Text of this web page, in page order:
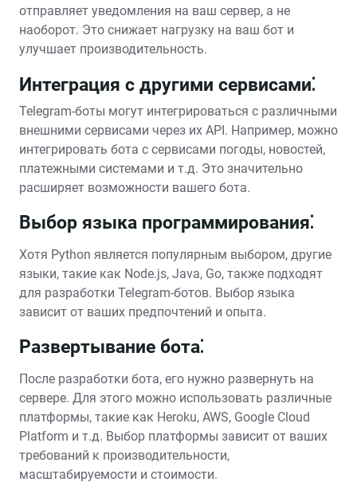
отправляет уведомления на ваш сервер, а не
наоборот. Это снижает нагрузку на ваш бот и
улучшает производительность.
Интеграция с другими сервисами⁚
Telegram-боты могут интегрироваться с различными
внешними сервисами через их API. Например, можно
интегрировать бота с сервисами погоды, новостей,
платежными системами и т.д. Это значительно
расширяет возможности вашего бота.
Выбор языка программирования⁚
Хотя Python является популярным выбором, другие
языки, такие как Node.js, Java, Go, также подходят
для разработки Telegram-ботов. Выбор языка
зависит от ваших предпочтений и опыта.
Развертывание бота⁚
После разработки бота, его нужно развернуть на
сервере. Для этого можно использовать различные
платформы, такие как Heroku, AWS, Google Cloud
Platform и т.д. Выбор платформы зависит от ваших
требований к производительности,
масштабируемости и стоимости.